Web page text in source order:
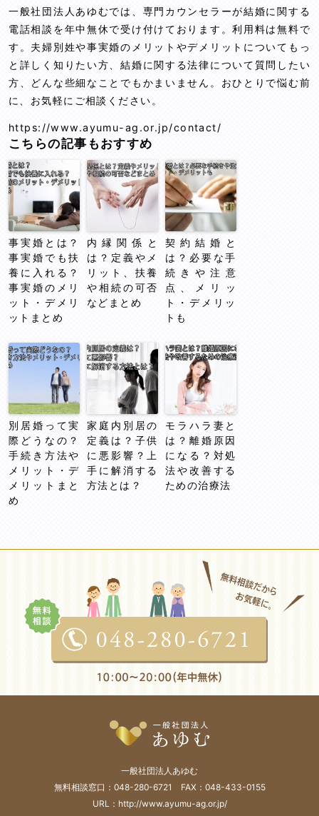
一般社団法人あゆむでは、専門カウンセラーが結婚に関する
電話相談を年中無休で受け付けております。利用料は無料で
す。夫婦別姓や事実婚のメリットやデメリットについてもっ
と詳しく知りたい方、結婚に関する法律について質問したい
方、どんな些細なことでもかまいません。おひとりで悩む前
に、お気軽にご相談ください。
https://www.ayumu-ag.or.jp/contact/
こちらの記事もおすすめ
事実婚とは？
事実婚でも扶
養に入れる？
事実婚のメリ
ット・デメリ
ットまとめ
内縁関係と
は？定義やメ
リット、扶養
や相続の可否
などまとめ
契約結婚と
は？必要な手
続きや注意
点、メリッ
ト・デメリッ
トも
別居婚って実
際どうなの？
手続き方法や
メリット・デ
メリットまと
め
家庭内別居の
定義は？子供
に悪影響？上
手に解消する
方法とは？
モラハラ妻と
は？離婚原因
になる？対処
法や改善する
ための治療法
一般社団法人あゆむ
無料相談窓口：048-280-6721 FAX：048-433-0155
URL：http://www.ayumu-ag.or.jp/